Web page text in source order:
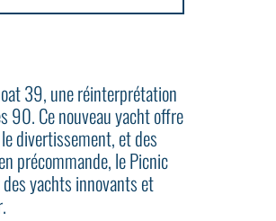
39, une réinterprétation
90. Ce nouveau yacht offre
divertissement, et des
précommande, le Picnic
yachts innovants et